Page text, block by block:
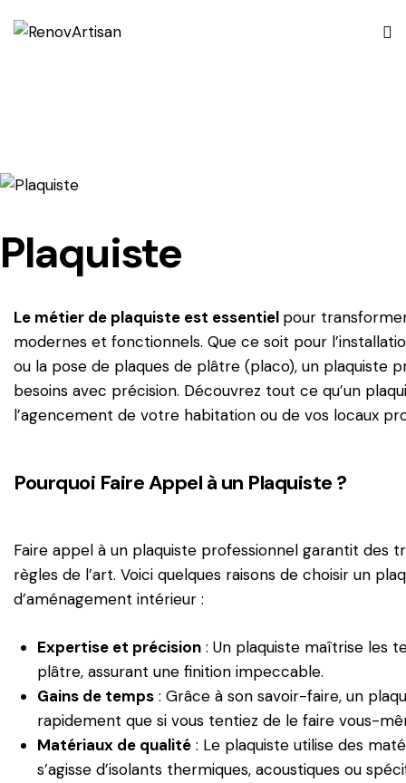
Plaquiste
Le métier de plaquiste est essentiel pour
modernes et fonctionnels. Que ce soit pour
ou la pose de plaques de plâtre (placo), un plaquiste
besoins avec précision. Découvrez tout ce qu’un
l’agencement de votre habitation ou de vos locaux
Pourquoi Faire Appel à un Plaquiste ?
Faire appel à un plaquiste professionnel garantit des
règles de l’art. Voici quelques raisons de choisir un
d’aménagement intérieur :
Expertise et précision : Un plaquiste maîtrise les
plâtre, assurant une finition impeccable.
Gains de temps : Grâce à son savoir-faire, un
rapidement que si vous tentiez de le faire vous-
Matériaux de qualité: Le plaquiste utilise des
s’agisse d’isolants thermiques, acoustiques ou